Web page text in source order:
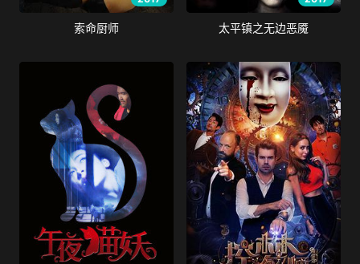
索命厨师 太平镇之无边恶魇